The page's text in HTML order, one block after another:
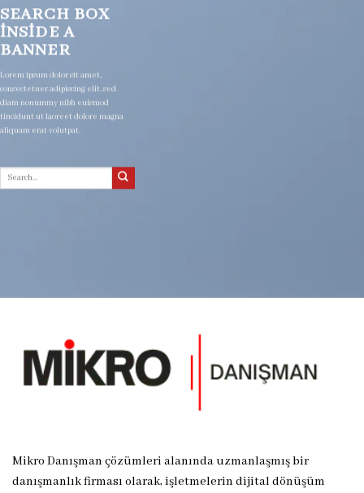
SEARCH BOX
INSIDE A
BANNER
Lorem ipsum dolor sit amet,
consectetuer adipiscing elit, sed
diam nonummy nibh euismod
tincidunt ut laoreet dolore magna
aliquam erat volutpat.
Mikro Danışman çözümleri alanında uzmanlaşmış bir
danışmanlık firması olarak, işletmelerin dijital dönüşüm